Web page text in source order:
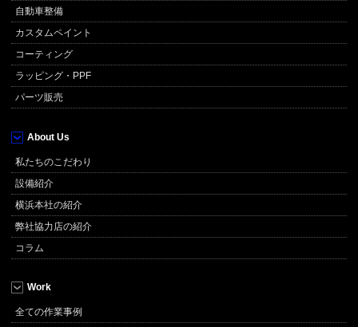
自動車整備
カスタムペイント
コーティング
ラッピング・PPF
パーツ販売
About Us
私たちのこだわり
設備紹介
横浜本社の紹介
弊社協力店の紹介
コラム
Work
全ての作業事例